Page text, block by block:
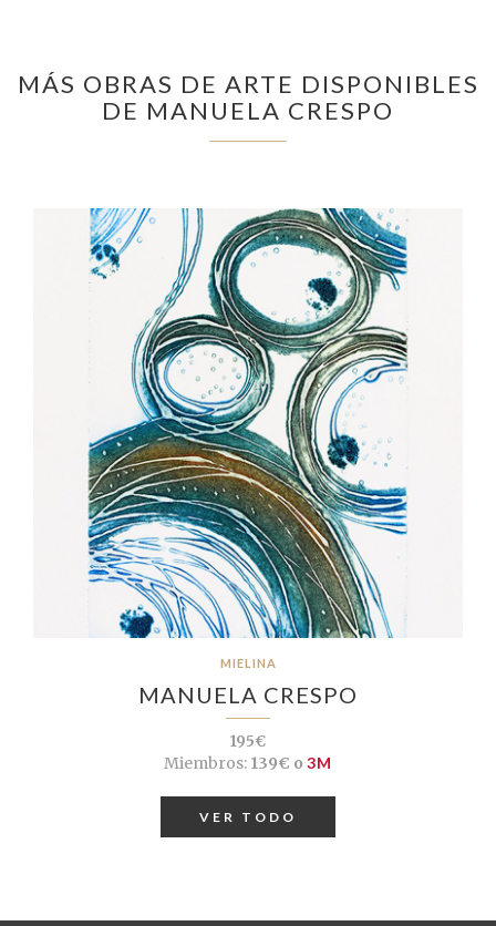
MÁS OBRAS DE ARTE DISPONIBLES
DE MANUELA CRESPO
MIELINA
MANUELA CRESPO
195€
Miembros: 139€ o 3M
VER TODO